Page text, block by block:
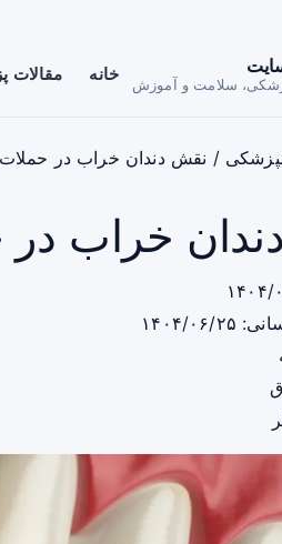
سلامت و آموزش خانه مقالات
/ نقش دندان خراب در
خراب
۰۶/۲۵